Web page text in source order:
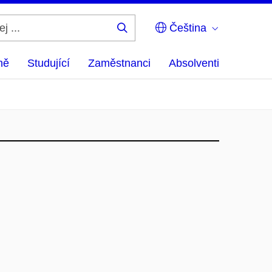
Čeština
Studující Zaměstnanci Absolventi